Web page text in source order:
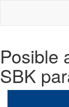
Posible
SBK